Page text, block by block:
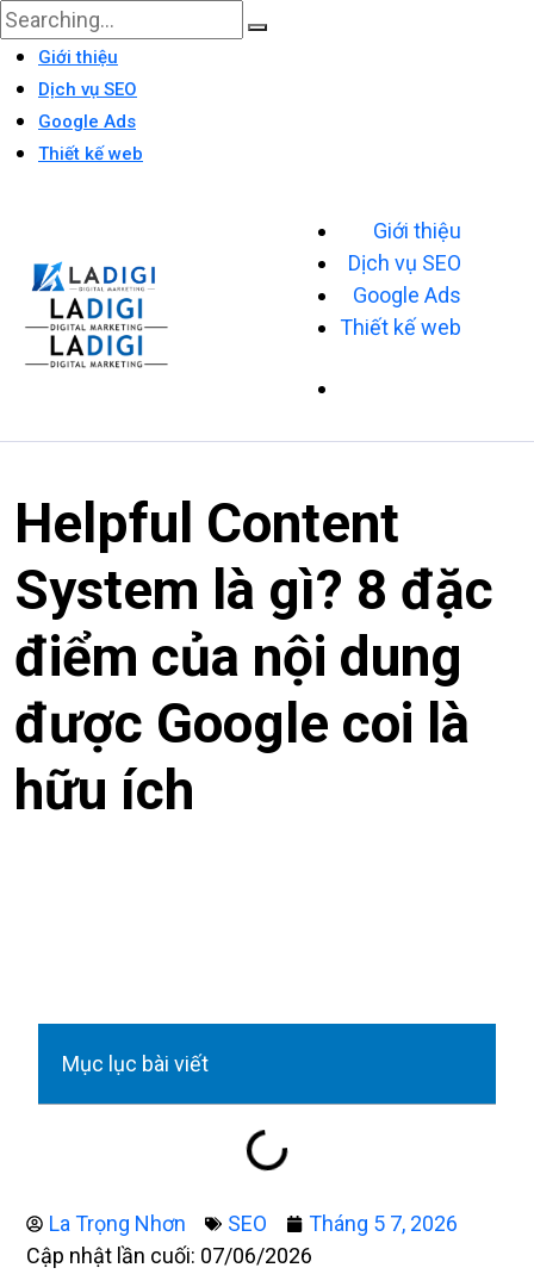
Giới thiệu
Dịch vụ SEO
Google Ads
Thiết kế web
Giới thiệu
Dịch vụ SEO
Google Ads
Thiết kế web
Helpful Content
System là gì? 8 đặc
điểm của nội dung
được Google coi là
hữu ích
Mục lục bài viết
La Trọng Nhơn SEO
Tháng 5 7, 2026
Cập nhật lần cuối: 07/06/2026